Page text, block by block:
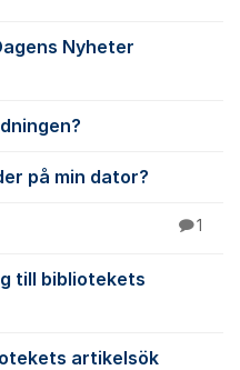
Nyheter
på min dator?
1
till bibliotekets
artikelsök